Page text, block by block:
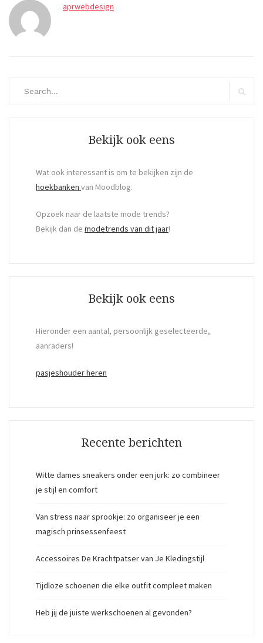
aprwebdesign
Bekijk ook eens
Wat ook interessant is om te bekijken zijn de
hoekbanken van Moodblog.
Opzoek naar de laatste mode trends?
Bekijk dan de modetrends van dit jaar!
Bekijk ook eens
Hieronder een aantal, persoonlijk geselecteerde,
aanraders!
pasjeshouder heren
Recente berichten
Witte dames sneakers onder een jurk: zo combineer
je stijl en comfort
Van stress naar sprookje: zo organiseer je een
magisch prinsessenfeest
Accessoires De Krachtpatser van Je Kledingstijl
Tijdloze schoenen die elke outfit compleet maken
Heb jij de juiste werkschoenen al gevonden?